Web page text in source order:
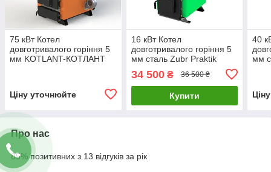
75 кВт Котел
довготривалого горіння 5
мм KOTLANT-КОТЛАНТ
Ціну уточнюйте
16 кВт Котел
довготривалого горіння 5
мм сталь Zubr Praktik
34 500₴ 36 500 ₴
Купити
40
мм
Про нас
85% позитивних з 13 відгуків за рік